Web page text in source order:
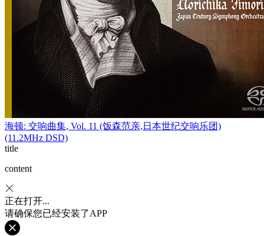
海顿: 交响曲集, Vol. 11 (饭森范亲,日本世纪交响乐团)
(11.2MHz DSD)
title
content
正在打开...
请确保您已经安装了APP